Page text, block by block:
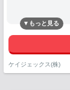
ケイジェックス(株)